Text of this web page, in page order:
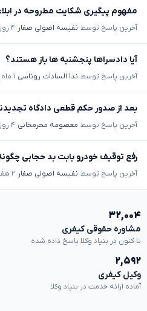
مفهوم پیگیری شکایت مطروحه در
آخرین پاسخ توسط نفیسه اصولی صفار ۴ روز پیش
آیا دادسراها پنجشنبه ها باز هستند؟
آخرین پاسخ توسط ندا السادات روناسی ۱ ماه پیش
بعد از صدور حکم قطعی دادگاه
آخرین پاسخ توسط معصومه محرمخانی ۴ روز پیش
رفع توقیف خودرو بابت بد حجابی
آخرین پاسخ توسط نفیسه اصولی صفار ۲ هفته پیش
۳۲,۰۰۴
مشاوره حقوقی کیفری
تا کنون در بنیاد وکلا پاسخ داده شده
۲,۵۹۲
وکیل کیفری
آماده ارائه خدمت در بنیاد وکلا